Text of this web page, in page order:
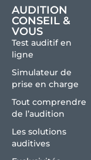
AUDITION
CONSEIL &
VOUS
Test auditif en
ligne
Simulateur de
prise en charge
Tout comprendre
de l’audition
Les solutions
auditives